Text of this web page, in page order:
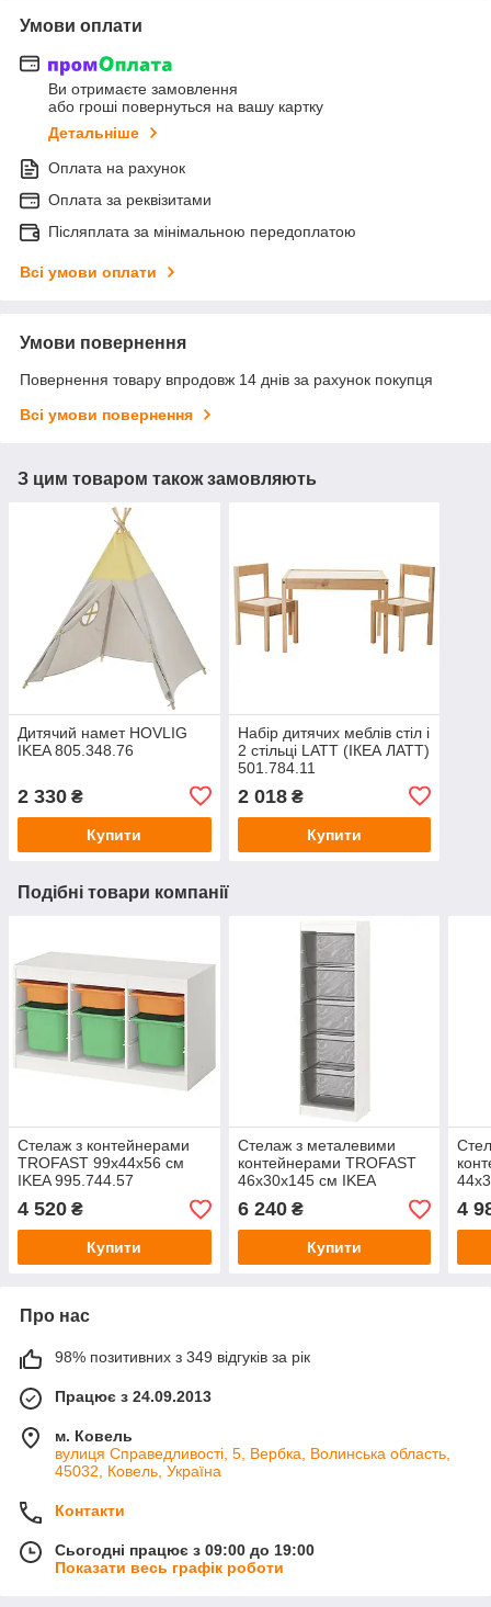
Умови оплати
Ви отримаєте замовлення
або гроші повернуться на вашу картку
Детальніше
Оплата на рахунок
Оплата за реквізитами
Післяплата за мінімальною передоплатою
Всі умови оплати
Умови повернення
Повернення товару впродовж 14 днів за рахунок покупця
Всі умови повернення
З цим товаром також замовляють
Дитячий намет HOVLIG
IKEA 805.348.76
2 330 ₴
Купити
Набір дитячих меблів стіл і
2 стільці LATT (ІКЕА ЛАТТ)
501.784.11
2 018₴
Купити
Подібні товари компанії
Стелаж з контейнерами
TROFAST 99x44x56 см
IKEA 995.744.57
4 520 ₴
Купити
Стелаж з металевими
контейнерами TROFAST
46x30x145 см IKEA
294.787.32
6 240₴
Купити
4
Про нас
98% позитивних з 349 відгуків за рік
Працює з 24.09.2013
м. Ковель
вулиця Справедливості, 5, Вербка, Волинська область,
45032, Ковель, Україна
Контакти
Сьогодні працює з 09:00 до 19:00
Показати весь графік роботи